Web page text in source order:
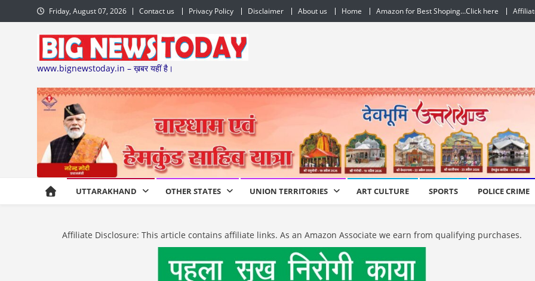
to
Friday, August 07, 2026 Contact us Privacy Policy Disclaimer About us Home Amazon for Best Shoping…Click here
www.bignewstoday.in – ख़बर यहीं है।
UTTARAKHAND OTHER STATES UNION TERRITORIES ART CULTURE SPORTS POLICE CRIME
Affiliate Disclosure: This article contains affiliate links. As an Amazon Associate we earn from qualifying purchases.